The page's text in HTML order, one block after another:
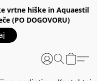
vrtne hiške in Aquaestil
(PO DOGOVORU)